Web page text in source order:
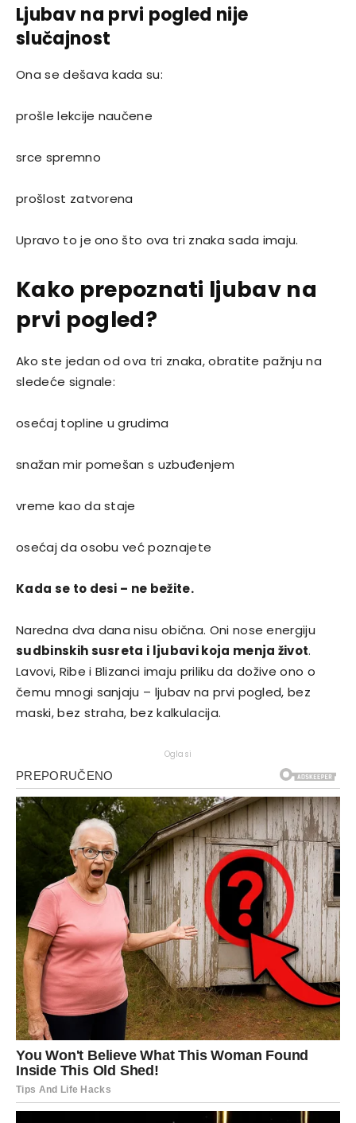
Ljubav na prvi pogled nije
slučajnost
Ona se dešava kada su:
prošle lekcije naučene
srce spremno
prošlost zatvorena
Upravo to je ono što ova tri znaka sada imaju.
Kako prepoznati ljubav na
prvi pogled?
Ako ste jedan od ova tri znaka, obratite pažnju na
sledeće signale:
osećaj topline u grudima
snažan mir pomešan s uzbuđenjem
vreme kao da staje
osećaj da osobu već poznajete
Kada se to desi – ne bežite.
Naredna dva dana nisu obična. Oni nose energiju
sudbinskih susreta i ljubavi koja menja život.
Lavovi, Ribe i Blizanci imaju priliku da dožive ono o
čemu mnogi sanjaju – ljubav na prvi pogled, bez
maski, bez straha, bez kalkulacija.
Oglasi